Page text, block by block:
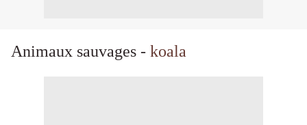
Animaux sauvages - koala